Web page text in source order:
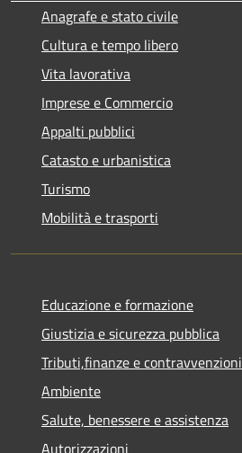
Anagrafe e stato civile
Cultura e tempo libero
Vita lavorativa
Imprese e Commercio
Appalti pubblici
Catasto e urbanistica
Turismo
Mobilità e trasporti
Educazione e formazione
Giustizia e sicurezza pubblica
Tributi,finanze e contravvenzioni
Ambiente
Salute, benessere e assistenza
Autorizzazioni